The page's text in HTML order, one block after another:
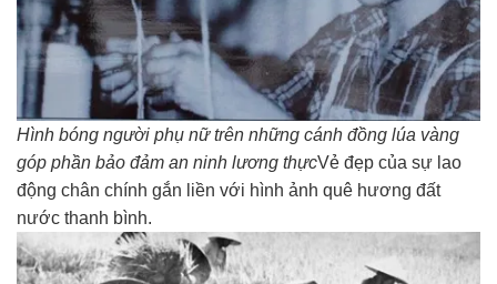
Hình bóng người phụ nữ trên những cánh đồng lúa vàng
góp phần bảo đảm an ninh lương thựcVẻ đẹp của sự lao
động chân chính gắn liền với hình ảnh quê hương đất
nước thanh bình.